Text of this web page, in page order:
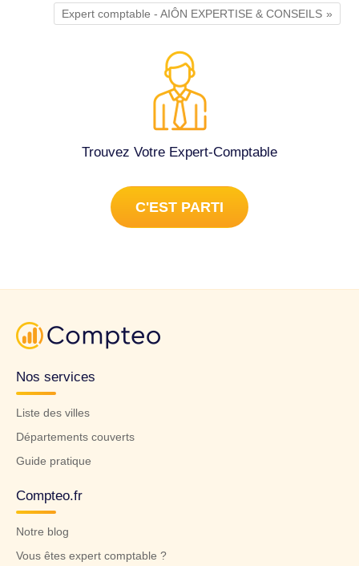
Expert comptable - AIÔN EXPERTISE & CONSEILS
Trouvez Votre Expert-Comptable
C'EST PARTI
Nos services
Liste des villes
Départements couverts
Guide pratique
Compteo.fr
Notre blog
Vous êtes expert comptable ?